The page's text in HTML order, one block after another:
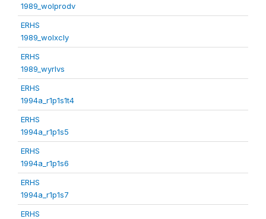
1989_wolprodv
ERHS
1989_wolxcly
ERHS
1989_wyrlvs
ERHS
1994a_r1p1s1t4
ERHS
1994a_r1p1s5
ERHS
1994a_r1p1s6
ERHS
1994a_r1p1s7
ERHS